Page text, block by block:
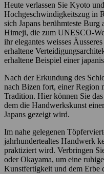
Heute verlassen Sie Kyoto
Hochgeschwindigkeitszug in
sich Japans berühmteste
Himeji, die zum UNESCO-
ihr elegantes weisses
erhaltene
erhaltene Beispiel einer
Nach der Erkundung des
nach Bizen fort, einer Region
Tradition. Hier können Sie
dem die Handwerkskunst
Japans gezeigt wird.
Im nahe gelegenen
jahrhundertealtes Handwerk
praktiziert wird. Verbringen
oder Okayama, um eine
Kunstfertigkeit und dem Erbe